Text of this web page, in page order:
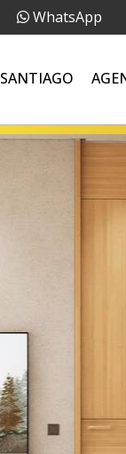
WhatsApp
SANTIAGO